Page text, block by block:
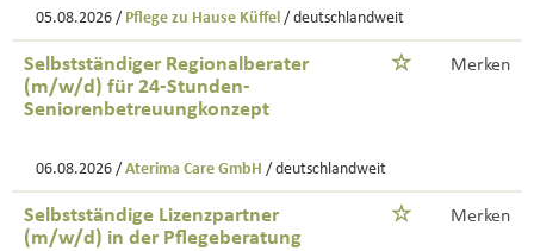
05.08.2026 / Pflege zu Hause Küffel / deutschlandweit
Selbstständiger Regionalberater
(m/w/d) für 24-Stunden-
Seniorenbetreuungkonzept
Merken
06.08.2026 / Aterima Care GmbH / deutschlandweit
Selbstständige Lizenzpartner
(m/w/d) in der Pflegeberatung
Merken